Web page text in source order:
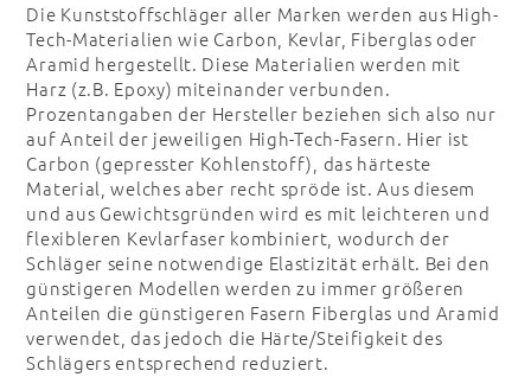
Die Kunststoffschläger aller Marken werden aus High-
Tech-Materialien wie Carbon, Kevlar, Fiberglas oder
Aramid hergestellt. Diese Materialien werden mit
Harz (z.B. Epoxy) miteinander verbunden.
Prozentangaben der Hersteller beziehen sich also nur
auf Anteil der jeweiligen High-Tech-Fasern. Hier ist
Carbon (gepresster Kohlenstoff), das härteste
Material, welches aber recht spröde ist. Aus diesem
und aus Gewichtsgründen wird es mit leichteren und
flexibleren Kevlarfaser kombiniert, wodurch der
Schläger seine notwendige Elastizität erhält. Bei den
günstigeren Modellen werden zu immer größeren
Anteilen die günstigeren Fasern Fiberglas und Aramid
verwendet, das jedoch die Härte/Steifigkeit des
Schlägers entsprechend reduziert.